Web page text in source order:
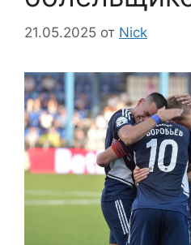
21.05.2025 от Nick